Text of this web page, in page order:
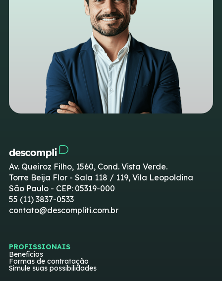
Av. Queiroz Filho, 1560, Cond. Vista Verde.
Torre Beija Flor - Sala 118 / 119, Vila Leopoldina
São Paulo - CEP: 05319-000
55 (11) 3837-0533
contato@descompliti.com.br
PROFISSIONAIS
Benefícios
Formas de contratação
Simule suas possibilidades